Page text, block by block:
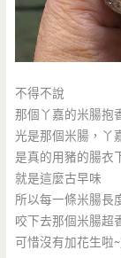
不得不說
那個丫嘉的米腸抱
光是那個米腸，丫
是真的用豬的腸衣
就是這麼古早味
所以每一條米腸長
咬下去那個米腸超
可惜沒有加花生啦